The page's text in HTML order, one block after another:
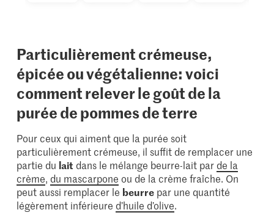
Particulièrement crémeuse,
épicée ou végétalienne: voici
comment relever le goût de la
purée de pommes de terre
Pour ceux qui aiment que la purée soit
particulièrement crémeuse, il suffit de remplacer une
partie du lait dans le mélange beurre-lait par de la
crème, du mascarpone ou de la crème fraîche. On
peut aussi remplacer le beurre par une quantité
légèrement inférieure d’huile d’olive.